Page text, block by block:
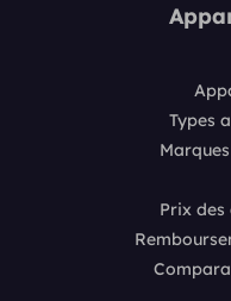
Types
Prix